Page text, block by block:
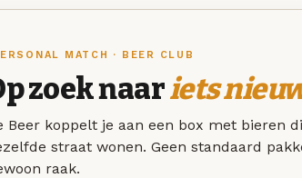
MATCH · BEER CLUB
zoek naariets
Beer koppelt je aan een box met bieren
straat wonen. Geen standaard
raak.